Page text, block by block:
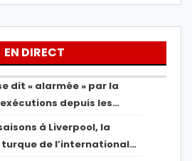
EN DIRECT
dit « alarmée » par la
depuis les…
à Liverpool, la
turque de l’international…